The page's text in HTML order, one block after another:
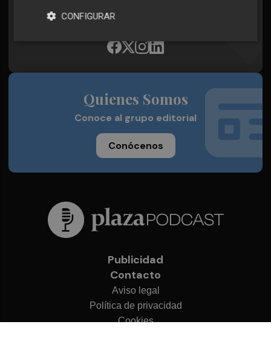
Plaza Podcast, desde cualquier medio
Quienes Somos
Conoce al grupo editorial
Conócenos
Publicidad
Contacto
Aviso legal
Política de privacidad
Cookies
CONFIGURAR